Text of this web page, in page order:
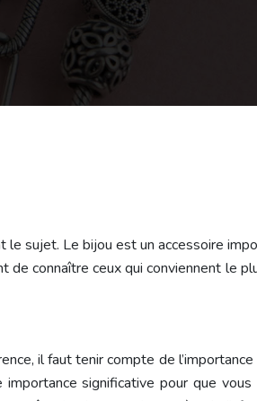
sujet. Le bijou est un accessoire
connaître ceux qui conviennent le
il faut tenir compte de l’importance
significative pour que